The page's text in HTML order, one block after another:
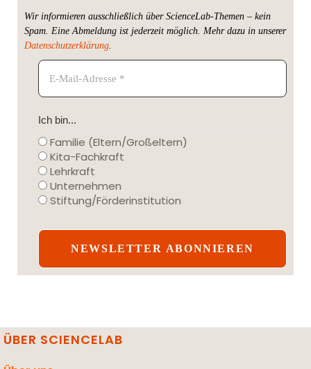
Wir informieren ausschließlich über ScienceLab-Themen – kein
Spam. Eine Abmeldung ist jederzeit möglich. Mehr dazu in unserer
Datenschutzerklärung
Ich bin...
Familie (Eltern/Großeltern)
Kita-Fachkraft
Lehrkraft
Unternehmen
Stiftung/Förderinstitution
ÜBER SCIENCELAB